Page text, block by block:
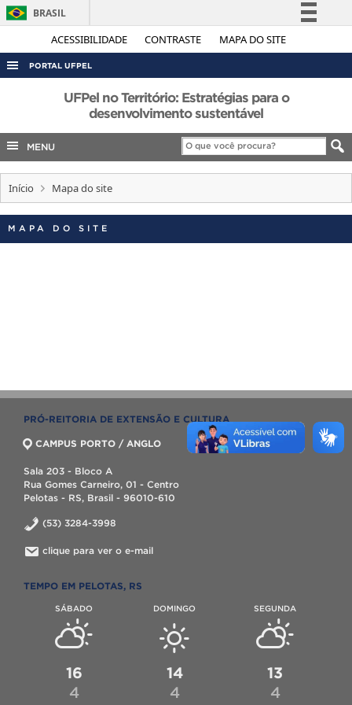
ACESSIBILIDADE CONTRASTE MAPA DO SITE
BRASIL
Simplifique!
Acesso à informação
Legislação
Canais
PORTAL UFPEL
ACESSO À INFORMAÇÃO
COBALTO
CONCURSOS
INTERNACIONAL
UFPel no Território: Estratégias para o
desenvolvimento sustentável
MENU
Início Mapa do site
MAPA DO SITE
PRÓ-REITORIA DE EXTENSÃO E CULTURA
CAMPUS PORTO / ANGLO
Sala 203 - Bloco A
Rua Gomes Carneiro, 01 - Centro
Pelotas - RS, Brasil - 96010-610
(53) 3284-3998
clique para ver o e-mail
TEMPO EM PELOTAS, RS
SÁBADO
16
4
DOMINGO
14
4
SEGUNDA
13
4